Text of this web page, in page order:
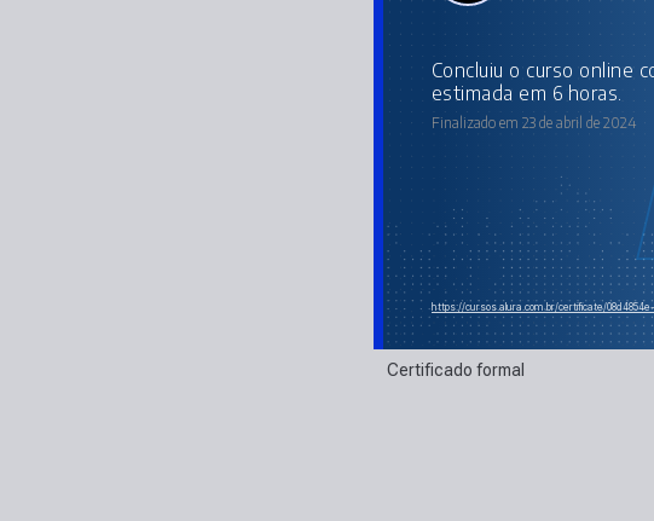
concluiu o curso online com carga horária
estimada em 6 horas.
Finalizado em 23 de abril de 2024
https://cursos.alura.com.br/certificate/
Certificado formal